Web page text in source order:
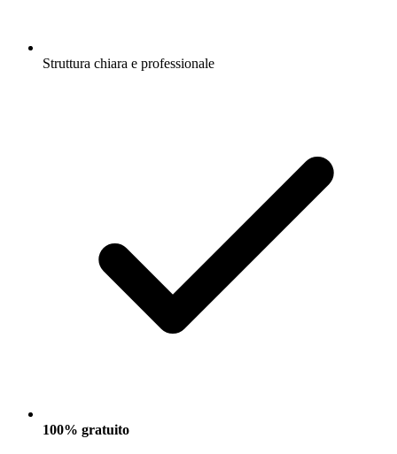
Struttura chiara e professionale
100% gratuito